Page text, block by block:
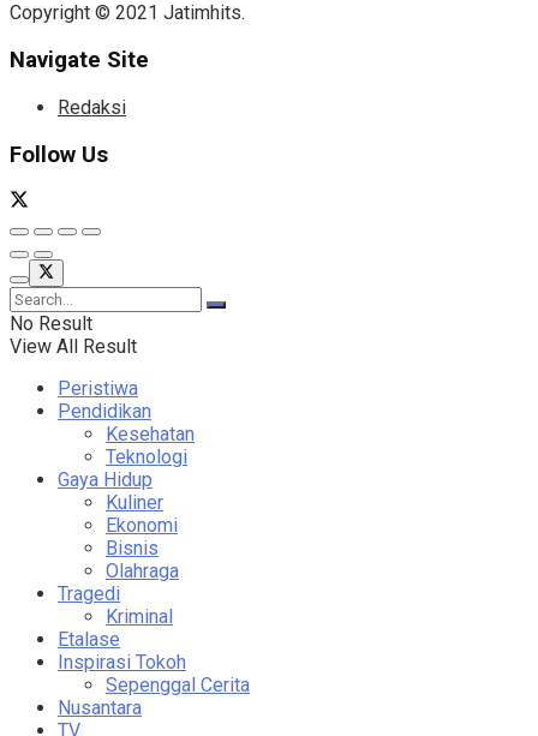
Copyright © 2021 Jatimhits.
Navigate Site
Redaksi
Follow Us
No Result
View All Result
Peristiwa
Pendidikan
Kesehatan
Teknologi
Gaya Hidup
Kuliner
Ekonomi
Bisnis
Olahraga
Tragedi
Kriminal
Etalase
Inspirasi Tokoh
Sepenggal Cerita
Nusantara
TV